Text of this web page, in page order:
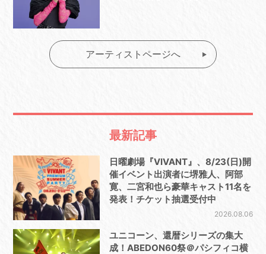
アーティストページへ
最新記事
日曜劇場『VIVANT』、8/23(日)開
催イベント出演者に堺雅人、阿部
寛、二宮和也ら豪華キャスト11名を
発表！チケット抽選受付中
2026.08.06
ユニコーン、還暦シリーズの集大
成！ABEDON60祭＠パシフィコ横